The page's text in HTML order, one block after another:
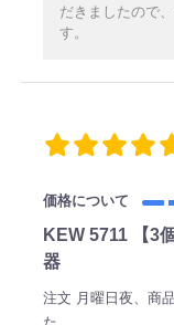
だきましたので
す。
価格について
KEW 5711 【3
器
注文 月曜日夜、商